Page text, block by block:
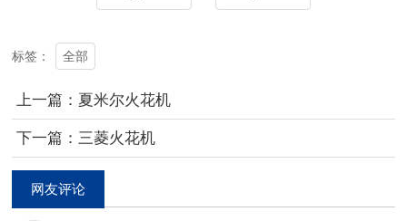
标签： 全部
上一篇：夏米尔火花机
下一篇：三菱火花机
网友评论